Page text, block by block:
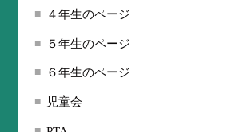
４年生のページ
５年生のページ
６年生のページ
児童会